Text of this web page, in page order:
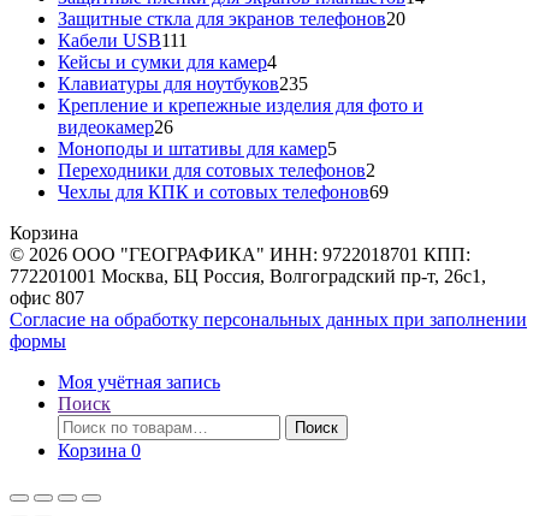
Защитные сткла для экранов телефонов2020
Кабели USB111
товаров
Кейсы и сумки для камер44
товара
Клавиатуры для ноутбуков235235
товаров
Крепление и крепежные изделия для фото и
видеокамер2626
товаров
Моноподы и штативы для камер55
товаров
Переходники для сотовых телефонов2
товара
Чехлы для КПК и сотовых телефонов6969
Корзина
© 2026 ООО "ГЕОГРАФИКА" ИНН: 9722018701 КПП:
772201001 Москва, БЦ Россия, Волгоградский пр-т, 26с1,
офис 807
Согласие на обработку персональных данных при заполнении
формы
Моя учётная запись
Поиск
Искать:
Поиск
Корзина 0